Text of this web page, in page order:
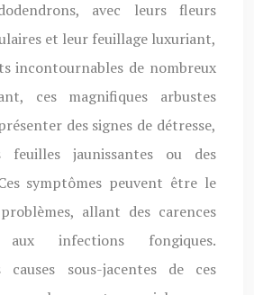
et leur feuillage luxuriant,
incontournables de nombreux
ces magnifiques arbustes
des signes de détresse,
feuilles jaunissantes ou des
symptômes peuvent être le
allant des carences
aux infections fongiques.
causes sous-jacentes de ces